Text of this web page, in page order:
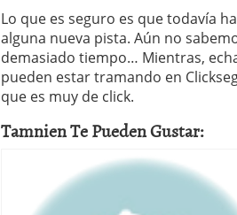
Lo que es seguro es que todavía
alguna nueva pista. Aún no
demasiado tiempo… Mientras,
pueden estar tramando en
que es muy de click.
Tamnien Te Pueden Gustar: